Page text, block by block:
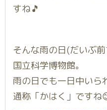
すね🎵
そんな雨の日(だいぶ
国立科学博物館。
雨の日でも一日中いら
通称「かはく」ですね